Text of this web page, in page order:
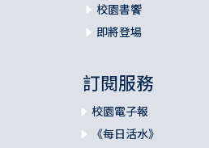
校園書饗
即將登場
訂閱服務
校園電子報
《每日活水》